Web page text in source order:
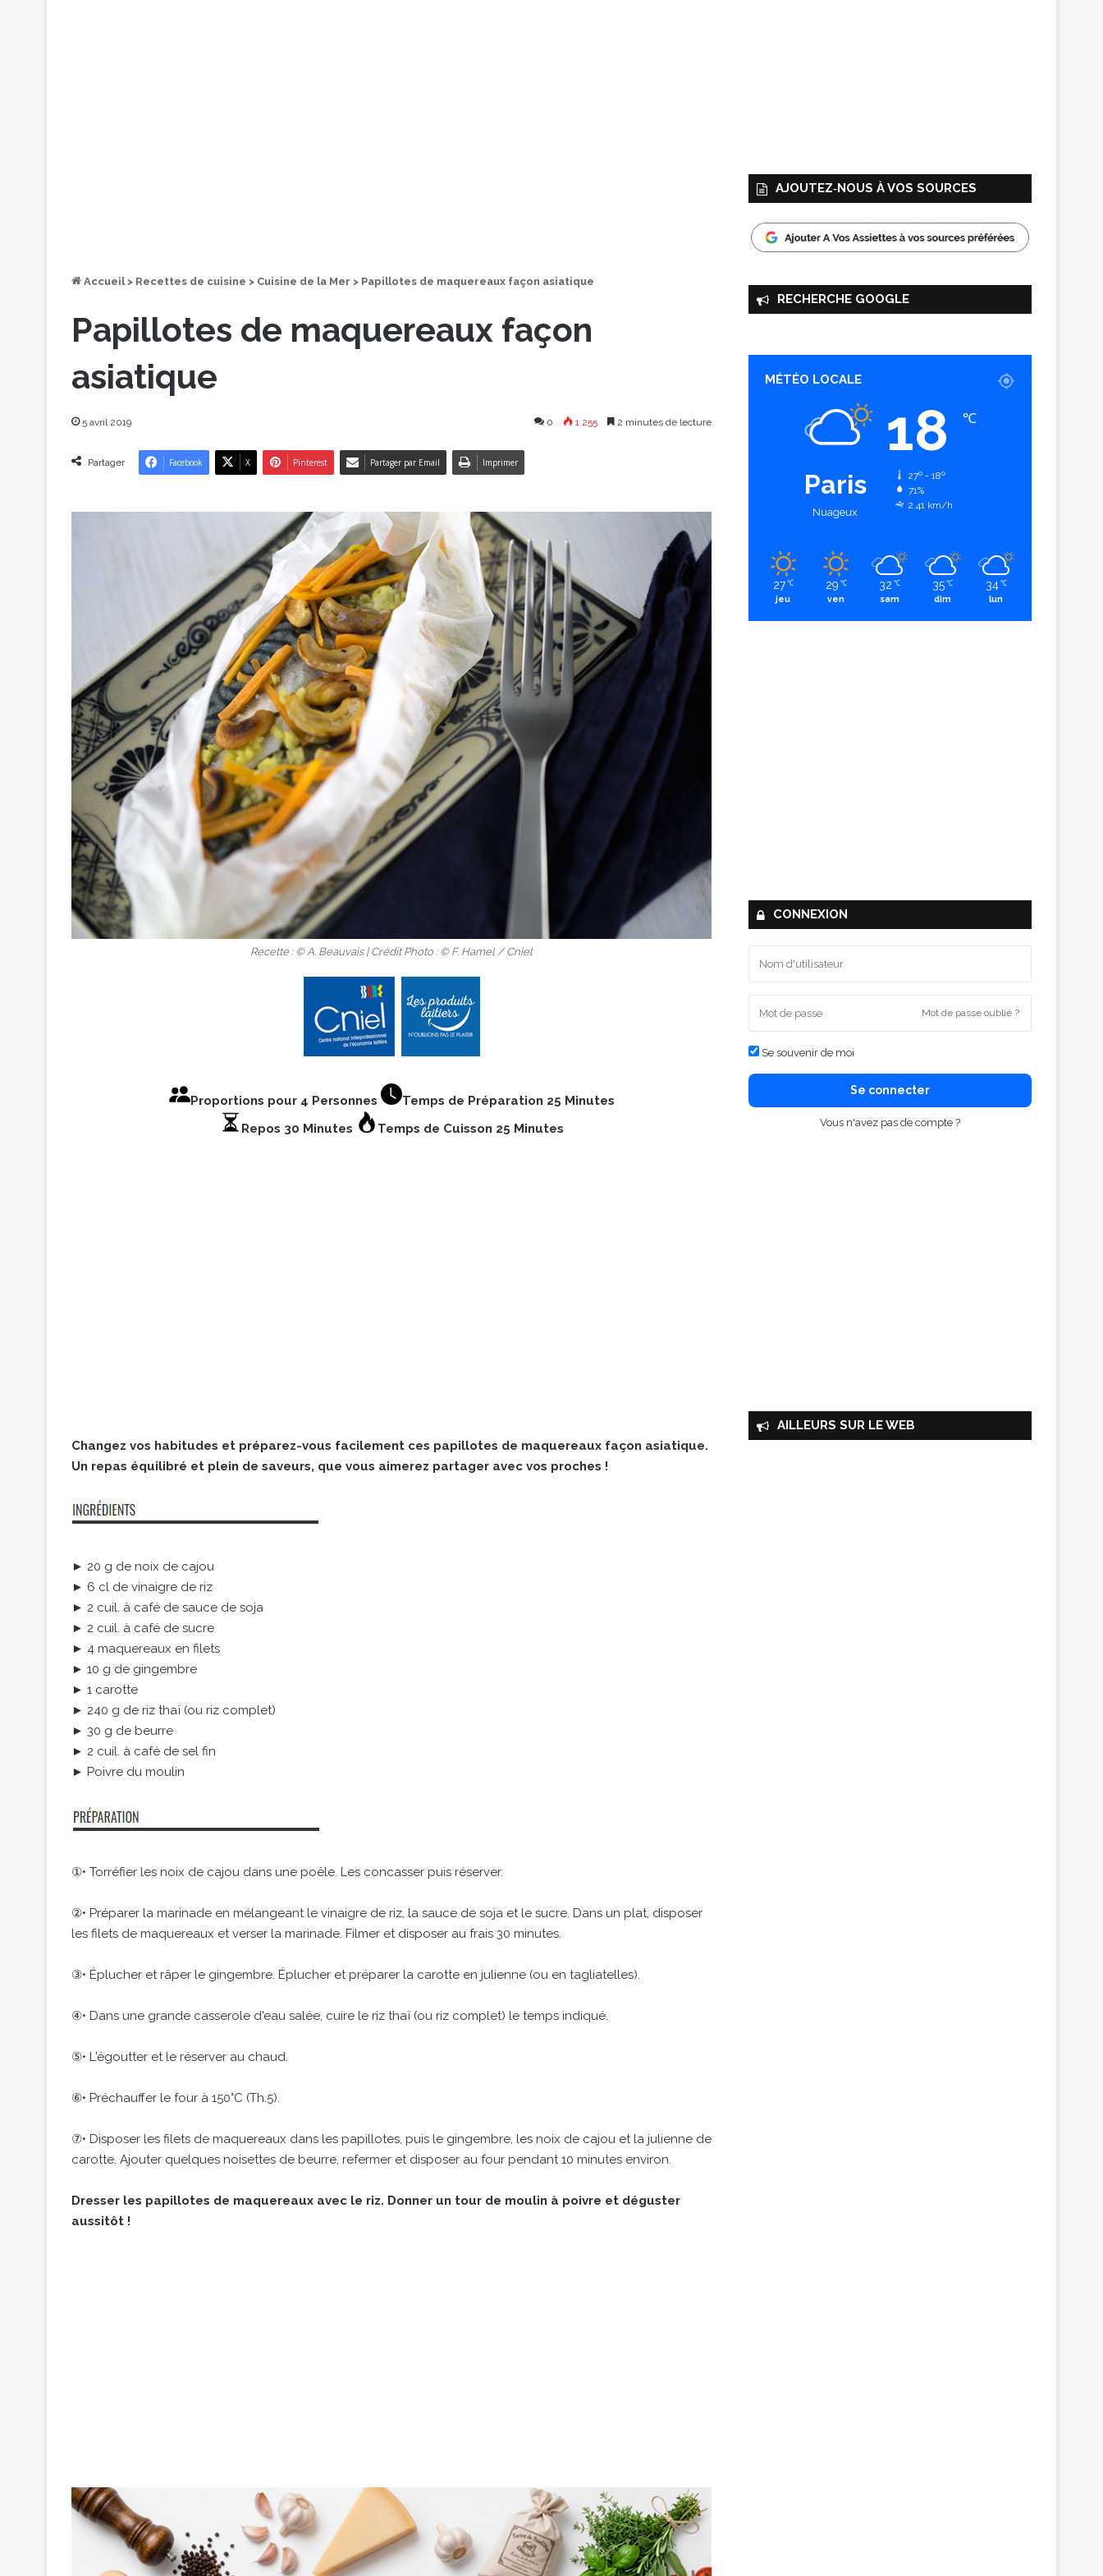
Accueil > Recettes de cuisine > Cuisine de la Mer > Papillotes de maquereaux façon asiatique
Papillotes de maquereaux façon
asiatique
5 avril 2019 0 1 255 2 minutes de lecture
Partager Facebook X Pinterest Partager par Email Imprimer
Recette : © A. Beauvais | Crédit Photo : © F. Hamel / Cniel
Proportions pour 4 Personnes
Temps de Préparation 25 Minutes
Repos 30 Minutes
Temps de Cuisson 25 Minutes
Changez vos habitudes et préparez-vous facilement ces papillotes de maquereaux façon asiatique.
Un repas équilibré et plein de saveurs, que vous aimerez partager avec vos proches !
► 20 g de noix de cajou
► 6 cl de vinaigre de riz
► 2 cuil. à café de sauce de soja
► 2 cuil. à café de sucre
► 4 maquereaux en filets
► 10 g de gingembre
► 1 carotte
► 240 g de riz thaï (ou riz complet)
► 30 g de beurre
► 2 cuil. à café de sel fin
► Poivre du moulin
①• Torréfier les noix de cajou dans une poêle. Les concasser puis réserver.
②• Préparer la marinade en mélangeant le vinaigre de riz, la sauce de soja et le sucre. Dans un plat, disposer
les filets de maquereaux et verser la marinade. Filmer et disposer au frais 30 minutes.
③• Éplucher et râper le gingembre. Éplucher et préparer la carotte en julienne (ou en tagliatelles).
④• Dans une grande casserole d'eau salée, cuire le riz thaï (ou riz complet) le temps indiqué.
⑤• L'égoutter et le réserver au chaud.
⑥• Préchauffer le four à 150°C (Th.5).
⑦• Disposer les filets de maquereaux dans les papillotes, puis le gingembre, les noix de cajou et la julienne de
carotte. Ajouter quelques noisettes de beurre, refermer et disposer au four pendant 10 minutes environ.
Dresser les papillotes de maquereaux avec le riz. Donner un tour de moulin à poivre et déguster
aussitôt !
AJOUTEZ‑NOUS À VOS SOURCES
RECHERCHE GOOGLE
MÉTÉO LOCALE
Paris
Nuageux
18 ℃
27º - 18º
71%
2.41 km/h
27 ℃
jeu
29 ℃
ven
32 ℃
sam
35 ℃
dim
34 ℃
lun
CONNEXION
Mot de passe oublié ?
Se souvenir de moi
Se connecter
Vous n'avez pas de compte ?
AILLEURS SUR LE WEB